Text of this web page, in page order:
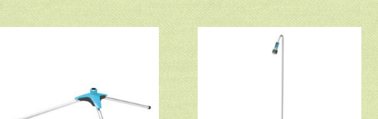
649,00 DKK
149,00 DKK